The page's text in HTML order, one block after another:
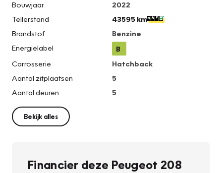
Bouwjaar
2022
Tellerstand
43595 km
Brandstof
Benzine
Energielabel
B
Carrosserie
Hatchback
Aantal zitplaatsen
5
Aantal deuren
5
Bekijk alles
Financier deze Peugeot 208